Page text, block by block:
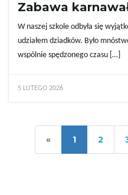
Zabawa
W naszej szkole odbyła się
udziałem dziadków. Było
wspólnie spędzonego czasu […]
5 LUTEGO 2026
« 1 2